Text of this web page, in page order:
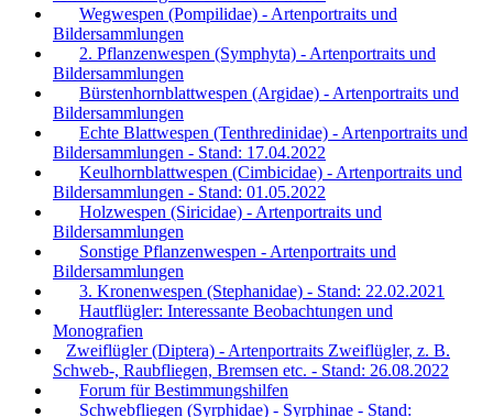
Wegwespen (Pompilidae) - Artenportraits und
Bildersammlungen
2. Pflanzenwespen (Symphyta) - Artenportraits und
Bildersammlungen
Bürstenhornblattwespen (Argidae) - Artenportraits und
Bildersammlungen
Echte Blattwespen (Tenthredinidae) - Artenportraits und
Bildersammlungen - Stand: 17.04.2022
Keulhornblattwespen (Cimbicidae) - Artenportraits und
Bildersammlungen - Stand: 01.05.2022
Holzwespen (Siricidae) - Artenportraits und
Bildersammlungen
Sonstige Pflanzenwespen - Artenportraits und
Bildersammlungen
3. Kronenwespen (Stephanidae) - Stand: 22.02.2021
Hautflügler: Interessante Beobachtungen und
Monografien
Zweiflügler (Diptera) - Artenportraits Zweiflügler, z. B.
Schweb-, Raubfliegen, Bremsen etc. - Stand: 26.08.2022
Forum für Bestimmungshilfen
Schwebfliegen (Syrphidae) - Syrphinae - Stand: